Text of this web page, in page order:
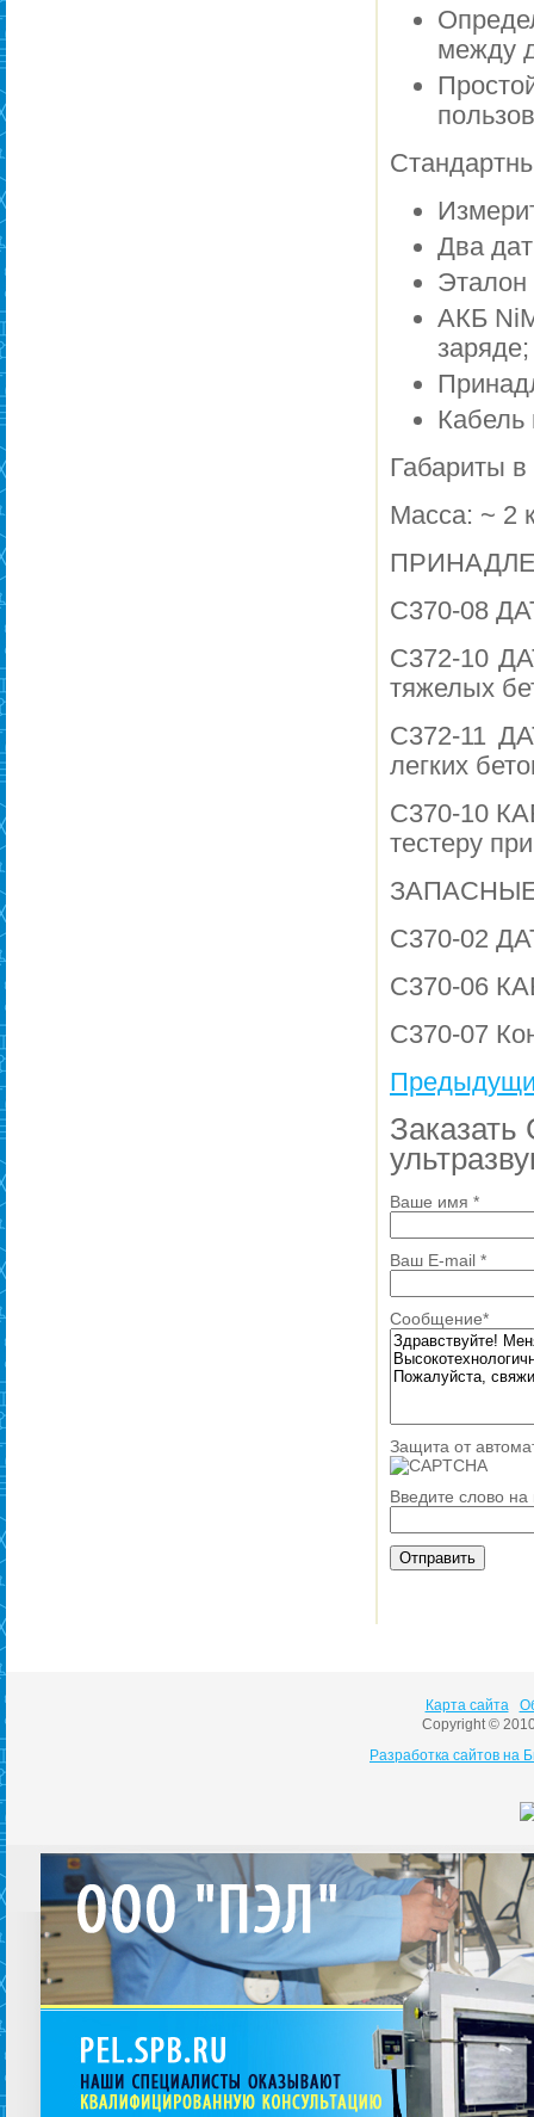
между
Два
Эталон
АКБ
заряде;
Кабель
Габариты
Масса: ~ 2
C370-08
C372-10
тяжелых
C372-11
легких
C370-10
тестеру
C370-02
C370-06
C370-07
Заказать
Ваше имя *
Ваш E-mail *
Сообщение*
Защита от
Введите слово на
Карта сайта
Copyright ©
Разработка сайтов на